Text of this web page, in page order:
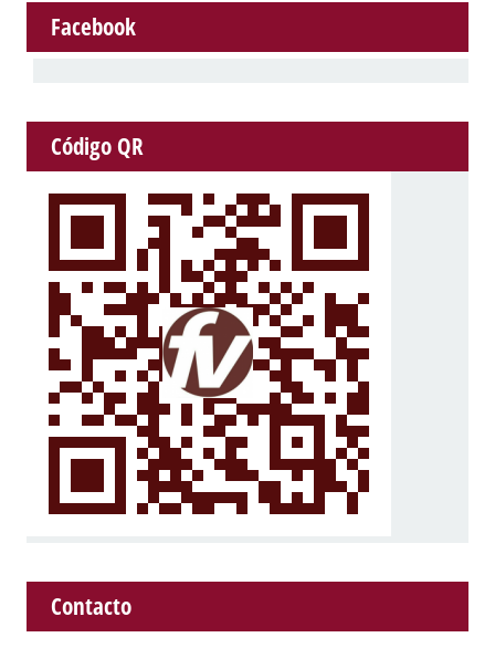
Facebook
Código QR
Contacto